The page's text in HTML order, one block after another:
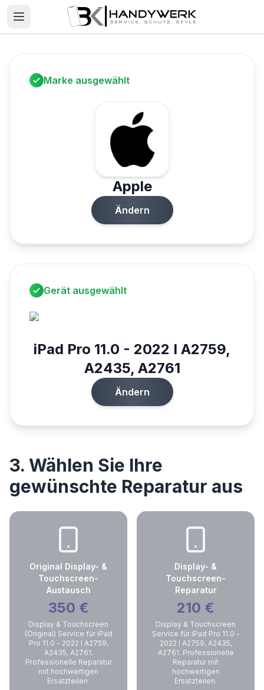
Marke ausgewählt
Apple
Ändern
Gerät ausgewählt
iPad Pro 11.0 - 2022 I A2759,
A2435, A2761
Ändern
3. Wählen Sie Ihre
gewünschte Reparatur aus
Original Display- &
Touchscreen-
Austausch
350 €
Display & Touchscreen
(Original) Service für iPad
Pro 11.0 - 2022 I A2759,
A2435, A2761.
Professionelle Reparatur
mit hochwertigen
Ersatzteilen.
Display- &
Touchscreen-
Reparatur
210 €
Display & Touchscreen
Service für iPad Pro 11.0 -
2022 I A2759, A2435,
A2761. Professionelle
Reparatur mit
hochwertigen
Ersatzteilen.